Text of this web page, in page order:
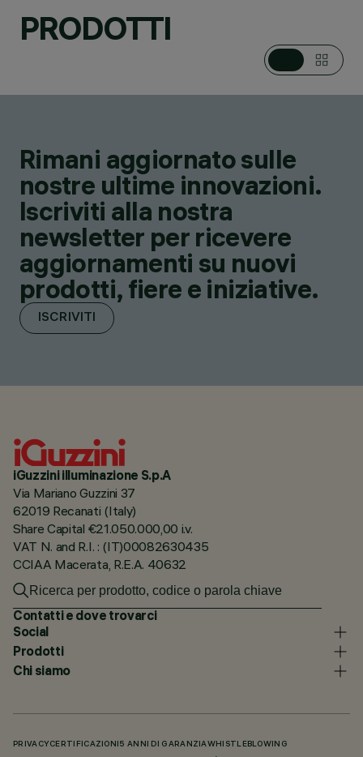
PRODOTTI
Rimani aggiornato sulle
nostre ultime innovazioni.
Iscriviti alla nostra
newsletter per ricevere
aggiornamenti su nuovi
prodotti, fiere e iniziative.
ISCRIVITI
iGuzzini illuminazione S.p.A
Via Mariano Guzzini 37
62019 Recanati (Italy)
Share Capital €21.050.000,00 i.v.
VAT N. and R.I. : (IT)00082630435
CCIAA Macerata, R.E.A. 40632
Contatti e dove trovarci
Social
Prodotti
Chi siamo
PRIVACY CERTIFICAZIONI 5 ANNI DI GARANZIAWHISTLEBLOWING